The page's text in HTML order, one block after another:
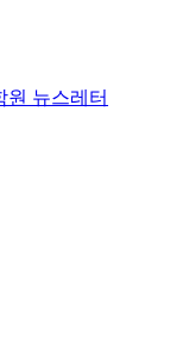
원 뉴스레터